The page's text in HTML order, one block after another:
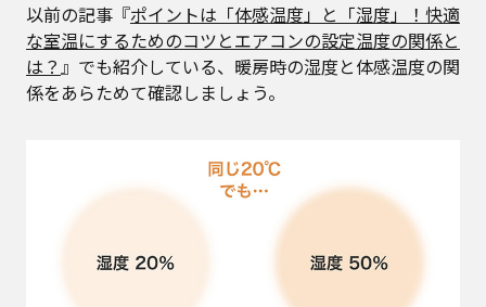
以前の記事『ポイントは「体感温度」と「湿度」！快適
な室温にするためのコツとエアコンの設定温度の関係と
は？』でも紹介している、暖房時の湿度と体感温度の関
係をあらためて確認しましょう。